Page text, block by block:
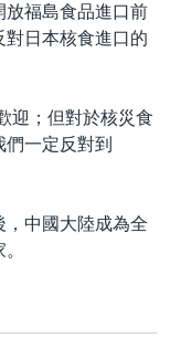
放福島食品進口前
日本核食進口的
迎；但對於核災食
一定反對到
中國大陸成為全